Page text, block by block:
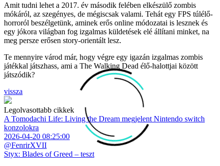
Amit tudni lehet a 2017. év második felében elkészülő zombis
mókáról, az szegényes, de mégiscsak valami. Tehát egy FPS túlélő-
horroról beszélgetünk, aminek erős online módozatai is lesznek és
egy jókora világban fog izgalmas küldetések elé állítani minket, na
meg persze erősen story-orientált lesz.
Te mennyire várod már, hogy végre egy igazán izgalmas zombis
játékkal játszhass, ami a The Walking Dead élő-halottjai között
játszódik?
vissza
Legolvasottabb cikkek
A Tomodachi Life: Living the Dream megjelent Nintendo switch
konzolokra
2026-04-20 08:25:00
@FenrirXVII
Styx: Blades of Greed – teszt